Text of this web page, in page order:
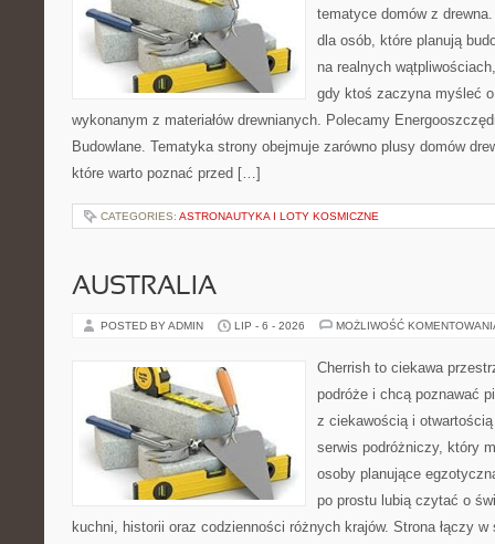
tematyce domów z
dla osób, które planują
na realnych
gdy ktoś zaczyna myśleć o
wykonanym z materiałów drewnianych. Polecamy
Budowlane. Tematyka strony obejmuje zarówno plusy domów
które warto poznać przed […]
CATEGORIES: ASTRONAUTYKA I LOTY KOSMICZNE
AUSTRALIA
POSTED BY ADMIN LIP - 6 - 2026 MOŻLIWOŚĆ
Cherrish to ciekawa
podróże i chcą poznawać
z ciekawością i
serwis podróżniczy, który
osoby planujące
po prostu lubią czytać o
kuchni, historii oraz codzienności różnych krajów. Strona łączy